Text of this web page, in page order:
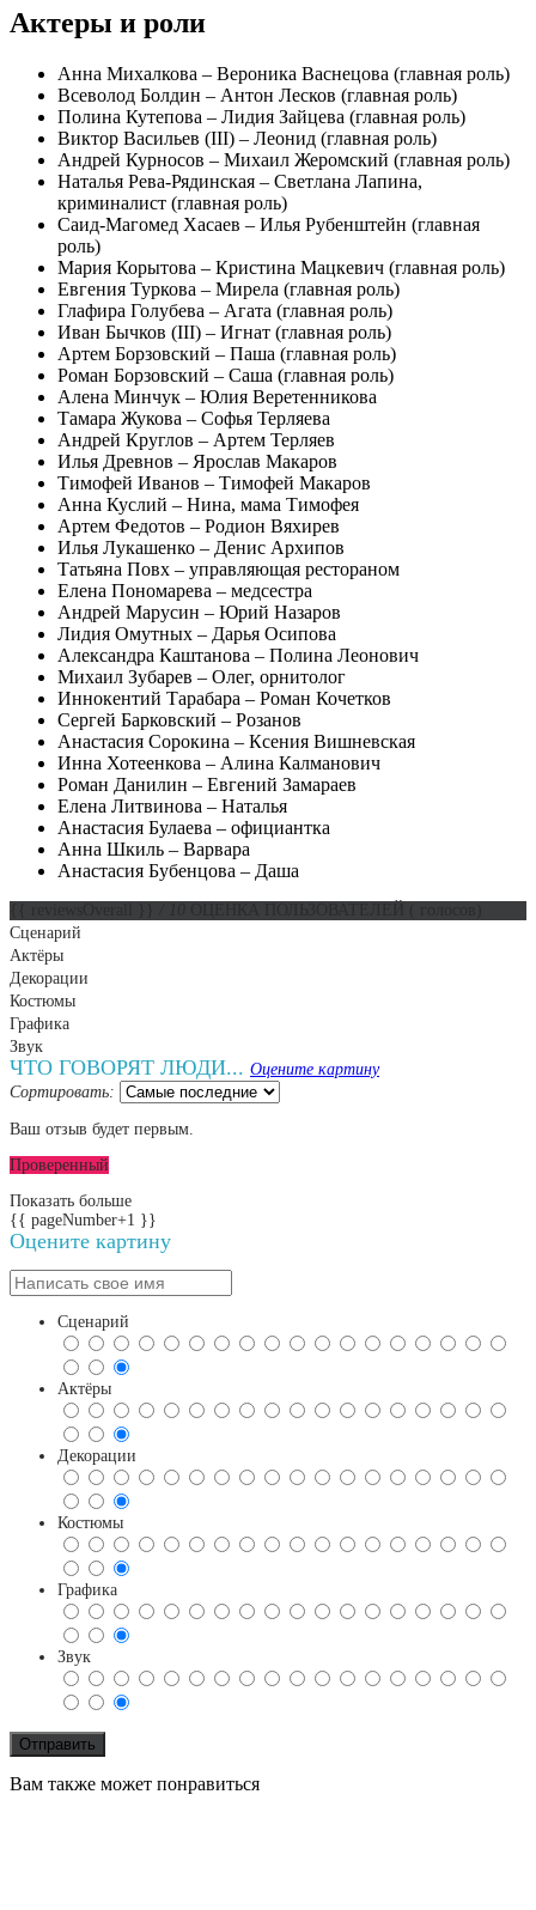
Актеры и роли
Анна Михалкова – Вероника Васнецова (главная роль)
Всеволод Болдин – Антон Лесков (главная роль)
Полина Кутепова – Лидия Зайцева (главная роль)
Виктор Васильев (III) – Леонид (главная роль)
Андрей Курносов – Михаил Жеромский (главная роль)
Наталья Рева-Рядинская – Светлана Лапина,
криминалист (главная роль)
Саид-Магомед Хасаев – Илья Рубенштейн (главная
роль)
Мария Корытова – Кристина Мацкевич (главная роль)
Евгения Туркова – Мирела (главная роль)
Глафира Голубева – Агата (главная роль)
Иван Бычков (III) – Игнат (главная роль)
Артем Борзовский – Паша (главная роль)
Роман Борзовский – Саша (главная роль)
Алена Минчук – Юлия Веретенникова
Тамара Жукова – Софья Терляева
Андрей Круглов – Артем Терляев
Илья Древнов – Ярослав Макаров
Тимофей Иванов – Тимофей Макаров
Анна Куслий – Нина, мама Тимофея
Артем Федотов – Родион Вяхирев
Илья Лукашенко – Денис Архипов
Татьяна Повх – управляющая рестораном
Елена Пономарева – медсестра
Андрей Марусин – Юрий Назаров
Лидия Омутных – Дарья Осипова
Александра Каштанова – Полина Леонович
Михаил Зубарев – Олег, орнитолог
Иннокентий Тарабара – Роман Кочетков
Сергей Барковский – Розанов
Анастасия Сорокина – Ксения Вишневская
Инна Хотеенкова – Алина Калманович
Роман Данилин – Евгений Замараев
Елена Литвинова – Наталья
Анастасия Булаева – официантка
Анна Шкиль – Варвара
Анастасия Бубенцова – Даша
Сценарий
Актёры
Декорации
Костюмы
Графика
Звук
ЧТО ГОВОРЯТ ЛЮДИ... Оцените картину
Сортировать:
Ваш отзыв будет первым.
Проверенный
Показать больше
{{ pageNumber+1 }}
Оцените картину
Сценарий
Актёры
Декорации
Костюмы
Графика
Звук
Вам также может понравиться